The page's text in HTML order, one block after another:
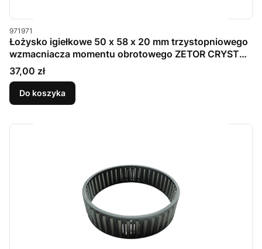
Kod produktu
971971
Łożysko igiełkowe 50 x 58 x 20 mm trzystopniowego
wzmacniacza momentu obrotowego ZETOR CRYSTAL
/ FORTERRA / PROXIMA
Cena
37,00 zł
Do koszyka